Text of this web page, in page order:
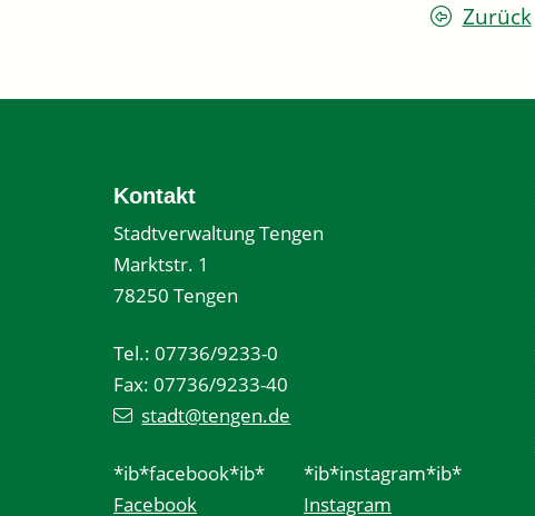
Zurück
Kontakt
Stadtverwaltung Tengen
Marktstr. 1
78250 Tengen
Tel.: 07736/9233-0
Fax: 07736/9233-40
stadt@tengen.de
*ib*facebook*ib*
Facebook
*ib*instagram*ib*
Instagram